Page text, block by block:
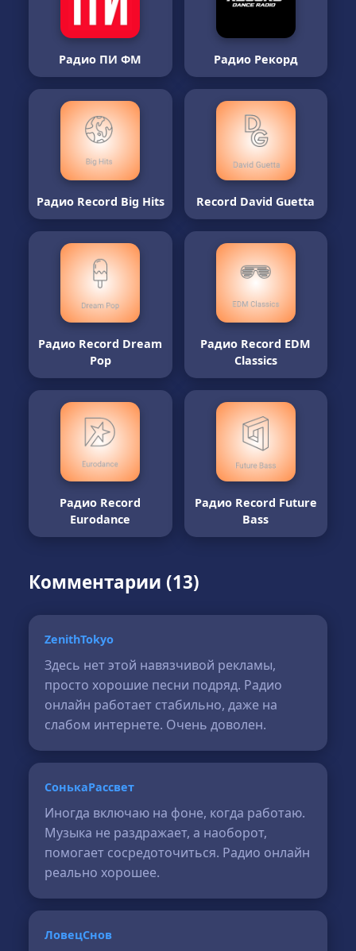
Радио ПИ ФМ Радио Рекорд
Радио Record Big Hits Record David Guetta
Радио Record Dream
Pop
Радио Record EDM
Classics
Радио Record
Eurodance
Радио Record Future
Bass
Комментарии (13)
ZenithTokyo
Здесь нет этой навязчивой рекламы,
просто хорошие песни подряд. Радио
онлайн работает стабильно, даже на
слабом интернете. Очень доволен.
СонькаРассвет
Иногда включаю на фоне, когда работаю.
Музыка не раздражает, а наоборот,
помогает сосредоточиться. Радио онлайн
реально хорошее.
ЛовецСнов